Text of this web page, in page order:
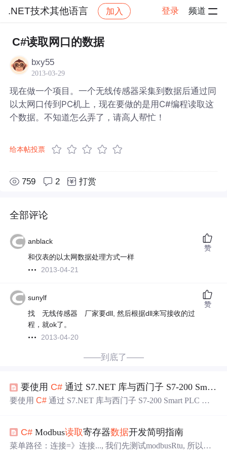
.NET技术其他语言 加入 登录 频道
社区 .NET技术其他语言
C#读取网口的数据
bxy55
2013-03-29
现在做一个项目。一个无线传感器采集到数据后通过同
以太网口传到PC机上，现在要做的是用C#编程读取这
个数据。不知道怎么弄了，请高人帮忙！
给本帖投票
759 2 打赏
全部评论
anblack
和仪表的以太网数据处理方式一样
2013-04-21
赞
sunylf
找 无线传感器 厂家要dll, 然后根据dll来写接收的过
程，就ok了。
2013-04-20
赞
——到底了——
要使用 C# 通过 S7.NET 库与西门子 S7-200 Smart PLC 进行
要使用C# 通过 S7.NET 库与西门子 S7-200 Smart PLC 进
码示例以下是一个完整的C#代码示例，用于连接 S7-200
Smart PLC 并读取VB1000 开始的 10 个字节数据：cshar
C# Modbus读取寄存器数据开发简明指南
菜单路径：连接=》连接..., 我们先测试modbusRtu, 所以这